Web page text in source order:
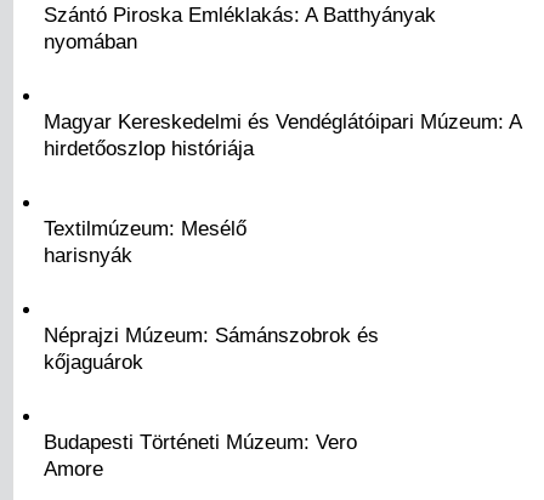
Szántó Piroska Emléklakás: A Batthyányak
nyomában
Magyar Kereskedelmi és Vendéglátóipari Múzeum: A
hirdetőoszlop históriája
Textilmúzeum: Mesélő
harisnyák
Néprajzi Múzeum: Sámánszobrok és
kőjaguárok
Budapesti Történeti Múzeum: Vero
Amore